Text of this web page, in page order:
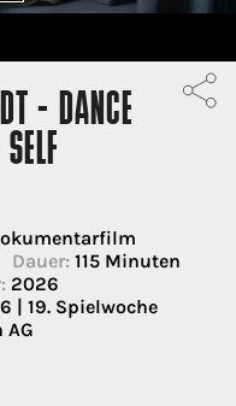
- DANCE
Dauer: 115 Minuten
2026
| 19. Spielwoche
AG